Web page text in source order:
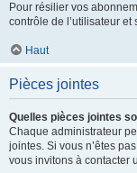
Pour résilier vos
contrôle de l’utilisateur
Haut
Pièces jointes
Quelles pièces jointes
Chaque administrateur
jointes. Si vous n’êtes
vous invitons à contacter